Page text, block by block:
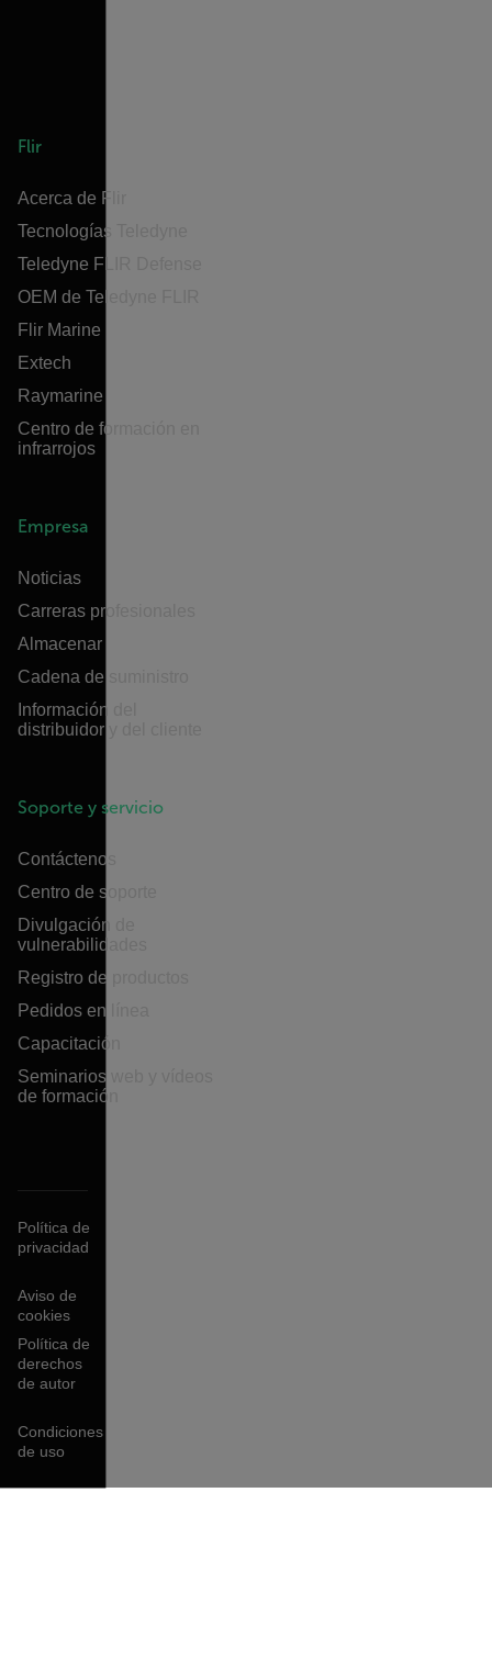
Flir
Acerca de Flir
Tecnologías Teledyne
Teledyne FLIR Defense
OEM de Teledyne FLIR
Flir Marine
Extech
Raymarine
Centro de formación en
infrarrojos
Empresa
Noticias
Carreras profesionales
Almacenar
Cadena de suministro
Información del
distribuidor y del cliente
Soporte y servicio
Contáctenos
Centro de soporte
Divulgación de
vulnerabilidades
Registro de productos
Pedidos en línea
Capacitación
Seminarios web y vídeos
de formación
Política de
privacidad
Aviso de
cookies
Política de
derechos
de autor
Condiciones
de uso